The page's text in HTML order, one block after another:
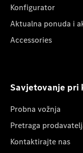
Konfigurator
Aktualna ponuda i
Accessories
Savjetovanje pri
Probna vožnja
Pretraga
Kontaktirajte nas